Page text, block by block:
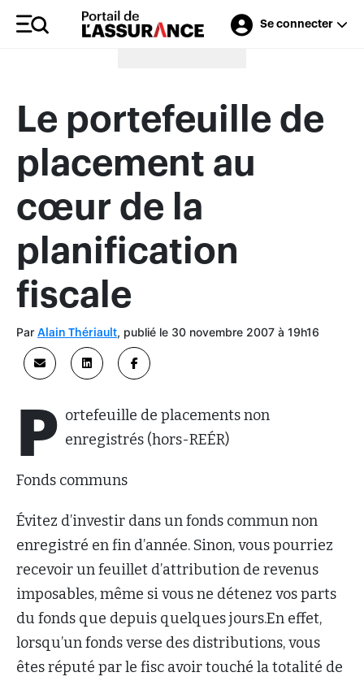
Se connecter
Merci à nos annonceurs
Le portefeuille de
placement au
cœur de la
planification
fiscale
Par Alain Thériault, publié le 30 novembre 2007 à 19h16
P ortefeuille de placements non
enregistrés (hors-REÉR)
Fonds communs
Évitez d’investir dans un fonds commun non
enregistré en fin d’année. Sinon, vous pourriez
recevoir un feuillet d’attribution de revenus
imposables, même si vous ne détenez vos parts
du fonds que depuis quelques jours.En effet,
lorsqu’un fonds verse des distributions, vous
êtes réputé par le fisc avoir touché la totalité de